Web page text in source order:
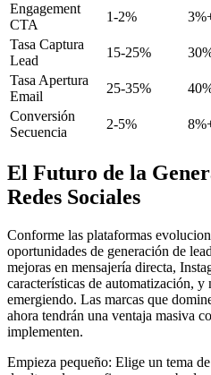
Engagement
CTA
1-2%
Tasa Captura
Lead
15-25%
Tasa Apertura
Email
25-35%
Conversión
Secuencia
2-5%
El Futuro de la
Redes Sociales
Conforme las plataformas
oportunidades de generación de
mejoras en mensajería directa,
características de automatización, y
emergiendo. Las marcas que
ahora tendrán una ventaja masiva
implementen.
Empieza pequeño: Elige un tema